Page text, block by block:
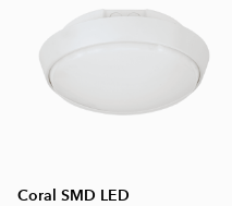
Coral SMD LED